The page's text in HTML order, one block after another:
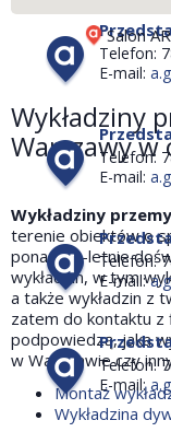
Telefon:
E-mail:
Telefon:
E-mail:
Telefon:
E-mail:
Telefon:
E-mail:
Salon
Wykładziny
Warszawy
Wykładziny
terenie obiektów o
ponad 25-letnie
wykładzin, w tym
a także wykładzin z
zatem do kontaktu z
podpowiedzą, jaka
w Warszawie czy
Montaż
Wykładzina